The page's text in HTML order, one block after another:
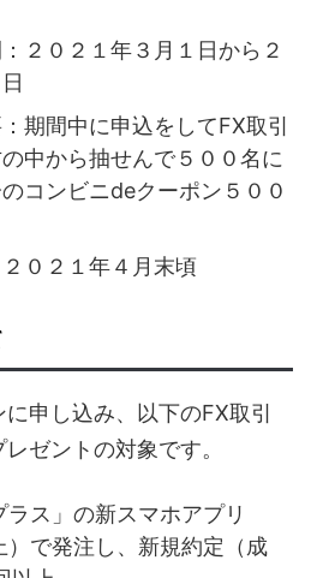
２０２１年３月１日から２
期間中に申込をしてFX取引
中から抽せんで５００名に
コンビニdeクーポン５００
０２１年４月末頃
申し込み、以下のFX取引
ゼントの対象です。
ラス」の新スマホアプリ
で発注し、新規約定（成